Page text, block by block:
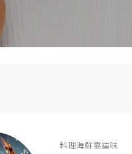
料理海鮮靠這味